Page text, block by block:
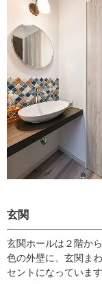
玄関
玄関ホールは２階か
色の外壁に、玄関ま
セントになっています